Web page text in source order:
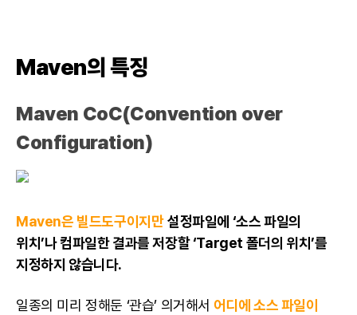
Maven의 특징
Maven CoC(Convention over
Configuration)
Maven은 빌드도구이지만 설정파일에 ‘소스 파일의
위치’나 컴파일한 결과를 저장할 ‘Target 폴더의 위치’를
지정하지 않습니다.
일종의 미리 정해둔 ‘관습’ 의거해서 어디에 소스 파일이